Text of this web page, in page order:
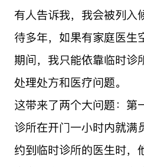
有人告诉我，我会被列入
待多年，如果有家庭医生
期间，我只能依靠临时诊
处理处方和医疗问题。
这带来了两个大问题：第
诊所在开门一小时内就满
约到临时诊所的医生时，